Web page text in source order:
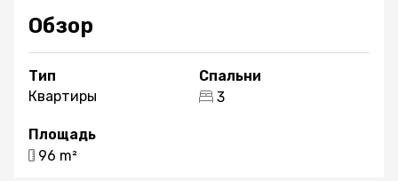
Обзор
Тип
Квартиры
Спальни
3
Площадь
96 m²